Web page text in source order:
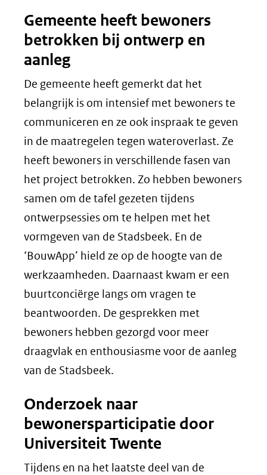
Gemeente heeft bewoners
betrokken bij ontwerp en
aanleg
De gemeente heeft gemerkt dat het
belangrijk is om intensief met bewoners te
communiceren en ze ook inspraak te geven
in de maatregelen tegen wateroverlast. Ze
heeft bewoners in verschillende fasen van
het project betrokken. Zo hebben bewoners
samen om de tafel gezeten tijdens
ontwerpsessies om te helpen met het
vormgeven van de Stadsbeek. En de
‘BouwApp’ hield ze op de hoogte van de
werkzaamheden. Daarnaast kwam er een
buurtconciërge langs om vragen te
beantwoorden. De gesprekken met
bewoners hebben gezorgd voor meer
draagvlak en enthousiasme voor de aanleg
van de Stadsbeek.
Onderzoek naar
bewonersparticipatie door
Universiteit Twente
Tijdens en na het laatste deel van de